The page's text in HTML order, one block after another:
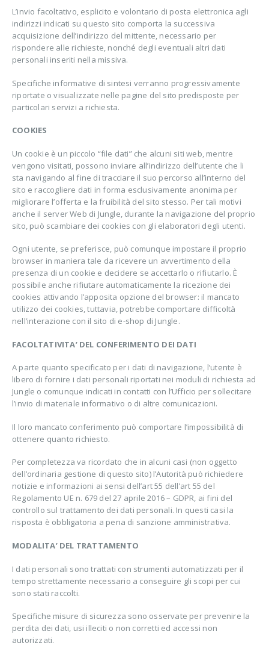
L’invio facoltativo, esplicito e volontario di posta elettronica agli
indirizzi indicati su questo sito comporta la successiva
acquisizione dell’indirizzo del mittente, necessario per
rispondere alle richieste, nonché degli eventuali altri dati
personali inseriti nella missiva.
Specifiche informative di sintesi verranno progressivamente
riportate o visualizzate nelle pagine del sito predisposte per
particolari servizi a richiesta.
COOKIES
Un cookie è un piccolo “file dati” che alcuni siti web, mentre
vengono visitati, possono inviare all’indirizzo dell’utente che li
sta navigando al fine di tracciare il suo percorso all’interno del
sito e raccogliere dati in forma esclusivamente anonima per
migliorare l’offerta e la fruibilità del sito stesso. Per tali motivi
anche il server Web di Jungle, durante la navigazione del proprio
sito, può scambiare dei cookies con gli elaboratori degli utenti.
Ogni utente, se preferisce, può comunque impostare il proprio
browser in maniera tale da ricevere un avvertimento della
presenza di un cookie e decidere se accettarlo o rifiutarlo. È
possibile anche rifiutare automaticamente la ricezione dei
cookies attivando l’apposita opzione del browser: il mancato
utilizzo dei cookies, tuttavia, potrebbe comportare difficoltà
nell’interazione con il sito di e-shop di Jungle.
FACOLTATIVITA’ DEL CONFERIMENTO DEI DATI
A parte quanto specificato per i dati di navigazione, l’utente è
libero di fornire i dati personali riportati nei moduli di richiesta ad
Jungle o comunque indicati in contatti con l’Ufficio per sollecitare
l’invio di materiale informativo o di altre comunicazioni.
Il loro mancato conferimento può comportare l’impossibilità di
ottenere quanto richiesto.
Per completezza va ricordato che in alcuni casi (non oggetto
dell’ordinaria gestione di questo sito) l’Autorità può richiedere
notizie e informazioni ai sensi dell’art 55 dell’art 55 del
Regolamento UE n. 679 del 27 aprile 2016 – GDPR, ai fini del
controllo sul trattamento dei dati personali. In questi casi la
risposta è obbligatoria a pena di sanzione amministrativa.
MODALITA’ DEL TRATTAMENTO
I dati personali sono trattati con strumenti automatizzati per il
tempo strettamente necessario a conseguire gli scopi per cui
sono stati raccolti.
Specifiche misure di sicurezza sono osservate per prevenire la
perdita dei dati, usi illeciti o non corretti ed accessi non
autorizzati.